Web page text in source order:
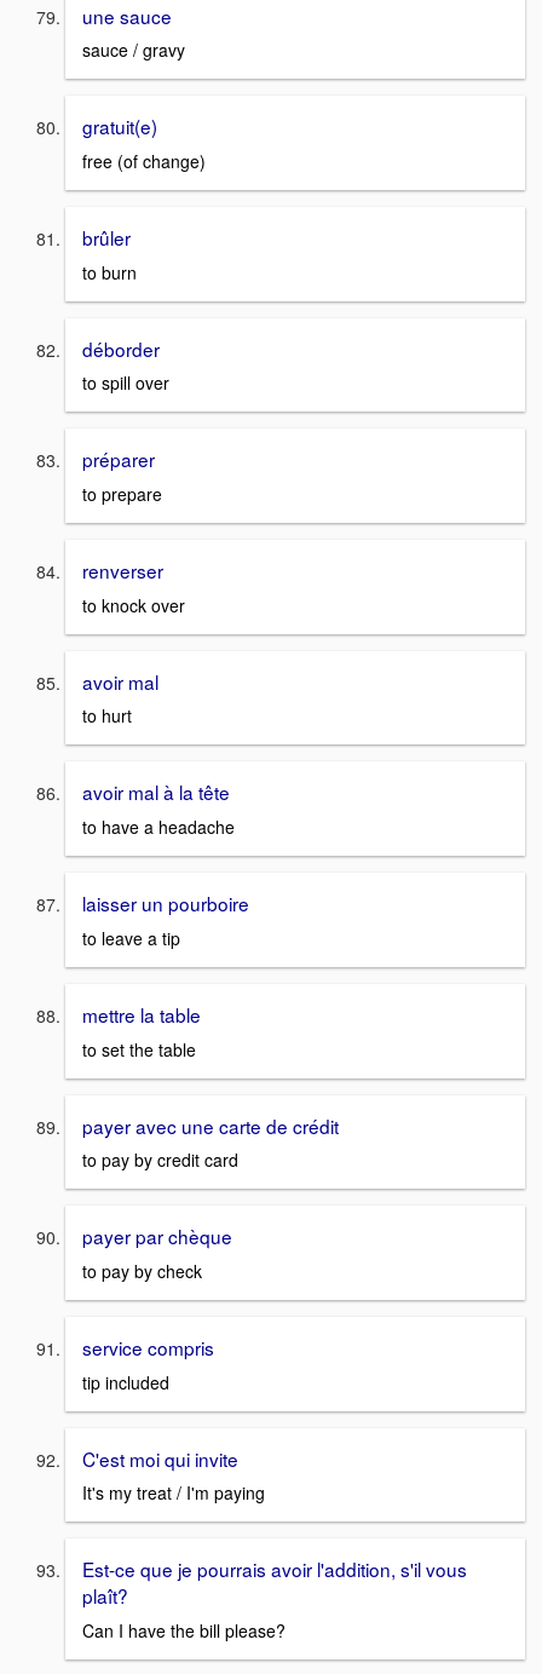
une sauce
sauce / gravy
gratuit(e)
free (of change)
brûler
to burn
déborder
to spill over
préparer
to prepare
renverser
to knock over
avoir mal
to hurt
avoir mal à la tête
to have a headache
laisser un pourboire
to leave a tip
mettre la table
to set the table
payer avec une carte de crédit
to pay by credit card
payer par chèque
to pay by check
service compris
tip included
C'est moi qui invite
It's my treat / I'm paying
Est-ce que je pourrais avoir l'addition, s'il vous
plaît?
Can I have the bill please?